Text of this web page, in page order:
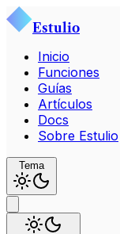
Estulio
Inicio
Funciones
Guías
Artículos
Docs
Sobre Estulio
Tema